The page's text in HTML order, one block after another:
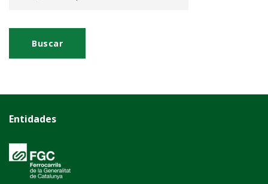
Entidades